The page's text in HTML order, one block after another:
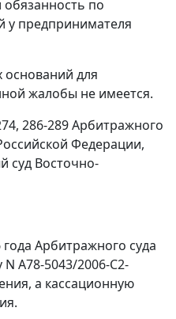
обязанность по
у предпринимателя
оснований для
жалобы не имеется.
, 286-289Арбитражного
Федерации,
суд Восточно-
Арбитражного суда
А78-5043/2006-С2-
а кассационную